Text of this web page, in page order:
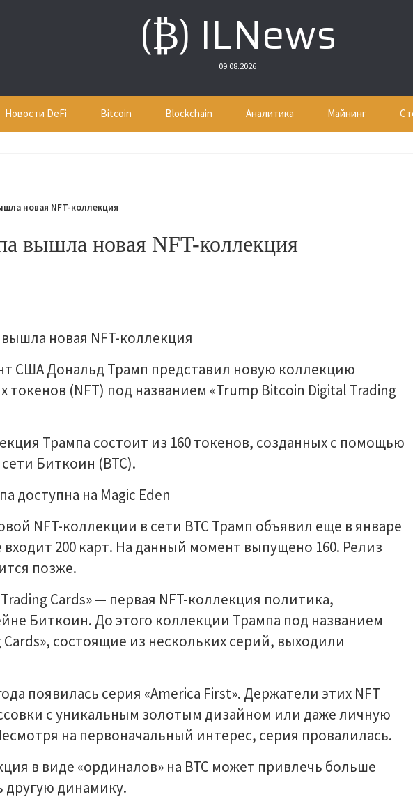
(₿) ILNews
09.08.2026
Новости DeFi Bitcoin Blockchain Аналитика Майнинг
новая NFT-коллекция
вышла новая NFT-коллекция
США Дональд Трамп представил новую коллекцию
токенов (NFT) под названием «Trump Bitcoin Digital Trading
Трампа состоит из 160 токенов, созданных с помощью
Биткоин (BTC).
доступна на Magic Eden
NFT-коллекции в сети BTC Трамп объявил еще в январе
входит 200 карт. На данный момент выпущено 160. Релиз
позже.
Cards» — первая NFT-коллекция политика,
Биткоин. До этого коллекции Трампа под названием
Cards», состоящие из нескольких серий, выходили
появилась серия «America First». Держатели этих NFT
с уникальным золотым дизайном или даже личную
на первоначальный интерес, серия провалилась.
в виде «ординалов» на BTC может привлечь больше
другую динамику.